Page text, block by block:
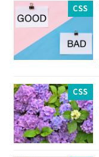
CSS
CSS